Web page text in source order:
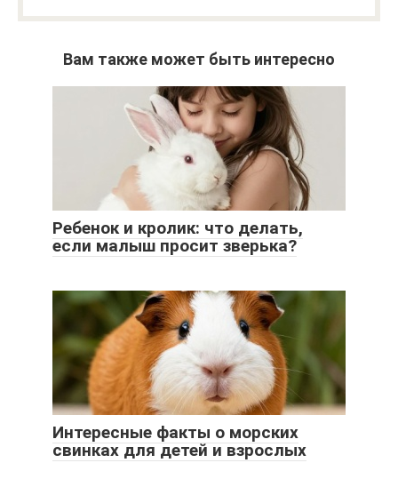
Вам также может быть интересно
Ребенок и кролик: что делать,
если малыш просит зверька?
Интересные факты о морских
свинках для детей и взрослых